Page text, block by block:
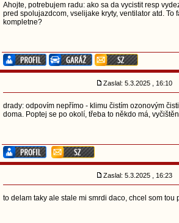
Ahojte, potrebujem radu: ako sa da vycistit resp
pred spolujazdcom, vselijake kryty, ventilator atd.
kompletne?
Zaslal: 5.3.2025 , 16:10
drady: odpovím nepřímo - klimu čistím ozonovým
doma. Poptej se po okolí, třeba to někdo má,
Zaslal: 5.3.2025 , 16:23
to delam taky ale stale mi smrdi daco, chcel som